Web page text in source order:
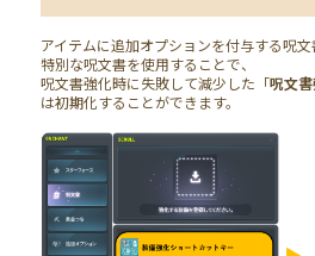
アイテムに追加オプションを付与する呪
特別な呪文書を使用することで、
呪文書強化時に失敗して減少した「呪文
は初期化することができます。